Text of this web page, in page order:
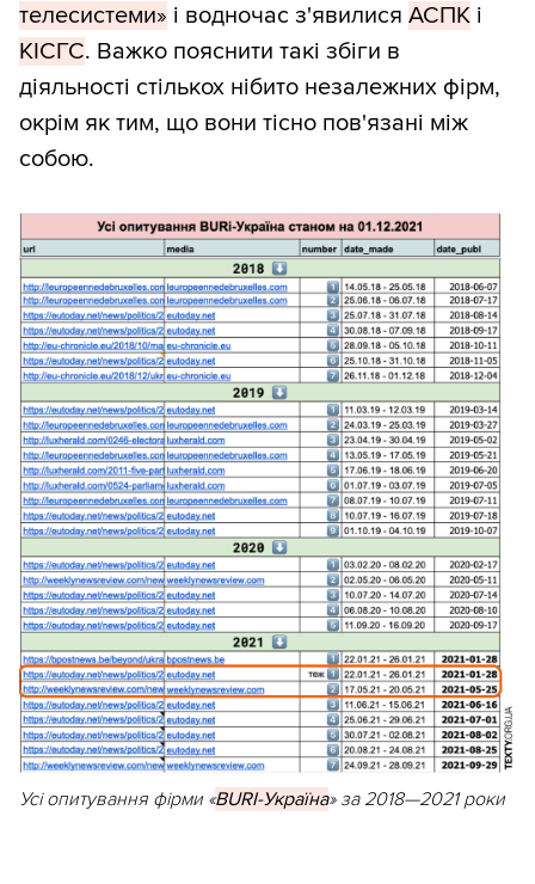
телесистеми» і водночас з'явилися АСПК і
КІСГС. Важко пояснити такі збіги в
діяльності стількох нібито незалежних фірм,
окрім як тим, що вони тісно пов'язані між
собою.
Усі опитування фірми «BURI-Україна» за 2018—2021 роки